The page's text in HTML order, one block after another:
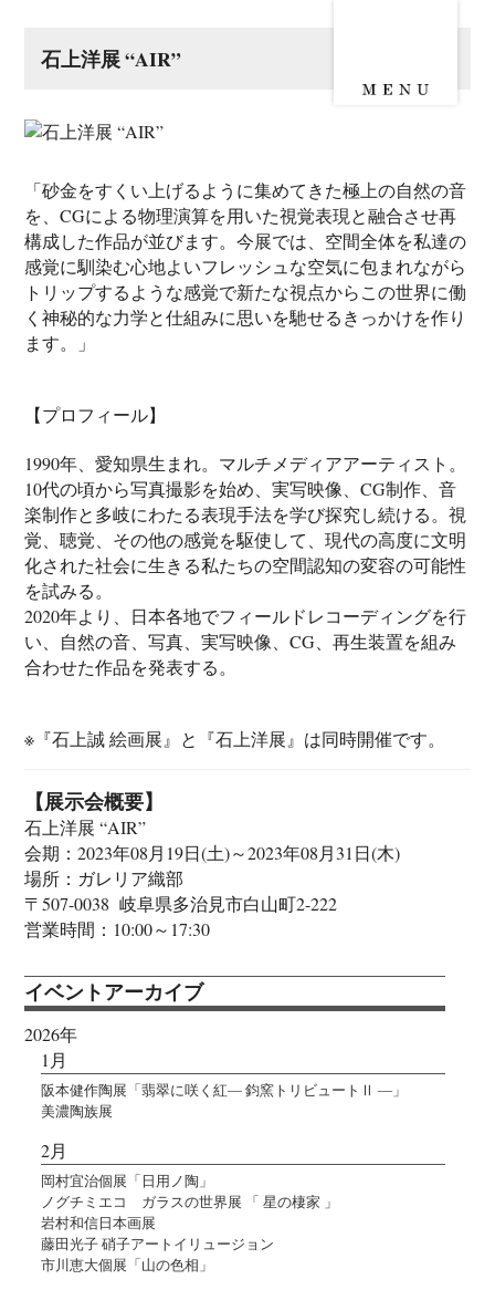
石上洋展 “AIR”
「砂金をすくい上げるように集めてきた極上の自然の音
を、CGによる物理演算を用いた視覚表現と融合させ再
構成した作品が並びます。今展では、空間全体を私達の
感覚に馴染む心地よいフレッシュな空気に包まれながら
トリップするような感覚で新たな視点からこの世界に働
く神秘的な力学と仕組みに思いを馳せるきっかけを作り
ます。」
【プロフィール】
1990年、愛知県生まれ。マルチメディアアーティスト。
10代の頃から写真撮影を始め、実写映像、CG制作、音
楽制作と多岐にわたる表現手法を学び探究し続ける。視
覚、聴覚、その他の感覚を駆使して、現代の高度に文明
化された社会に生きる私たちの空間認知の変容の可能性
を試みる。
2020年より、日本各地でフィールドレコーディングを行
い、自然の音、写真、実写映像、CG、再生装置を組み
合わせた作品を発表する。
※『石上誠 絵画展』と『石上洋展』は同時開催です。
【展示会概要】
石上洋展 “AIR”
会期：2023年08月19日(土)～2023年08月31日(木)
場所：ガレリア織部
〒507-0038 岐阜県多治見市白山町2-222
営業時間：10:00～17:30
イベントアーカイブ
2026年
1月
阪本健作陶展「翡翠に咲く紅― 鈞窯トリビュートⅡ ―」
美濃陶族展
2月
岡村宜治個展「日用ノ陶」
ノグチミエコ ガラスの世界展 「 星の棲家 」
岩村和信日本画展
藤田光子 硝子アートイリュージョン
市川恵大個展「山の色相」